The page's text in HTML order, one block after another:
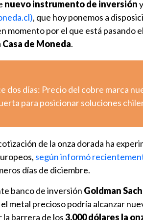
nuevo instrumento de inversión
, que hoy ponemos a
momento por el que está pasando
de Moneda.
dos días: Precio del cobre marca
para posicionar soluciones
de la onza dorada ha
según informó
días de diciembre.
banco de inversión Goldman
metal precioso podría alcanzar
la barrera de los3.000 dólares la